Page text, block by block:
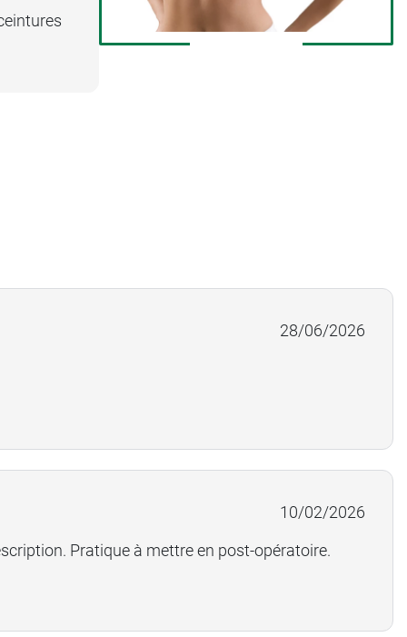
28/06/2026
10/02/2026
Pratique à mettre en post-opératoire.